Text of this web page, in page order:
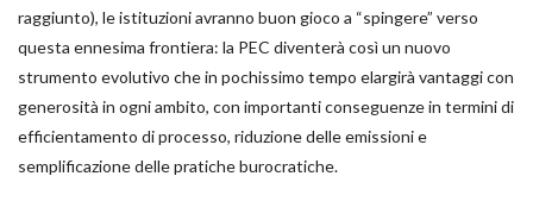
raggiunto), le istituzioni avranno buon gioco a “spingere” verso
questa ennesima frontiera: la PEC diventerà così un nuovo
strumento evolutivo che in pochissimo tempo elargirà vantaggi con
generosità in ogni ambito, con importanti conseguenze in termini di
efficientamento di processo, riduzione delle emissioni e
semplificazione delle pratiche burocratiche.